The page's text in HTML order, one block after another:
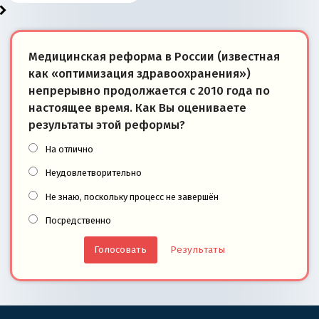
Медицинская реформа в России (известная
как «оптимизация здравоохранения»)
непрерывно продолжается с 2010 года по
настоящее время. Как Вы оцениваете
результаты этой реформы?
На отлично
Неудовлетворительно
Не знаю, поскольку процесс не завершён
Посредственно
Результаты